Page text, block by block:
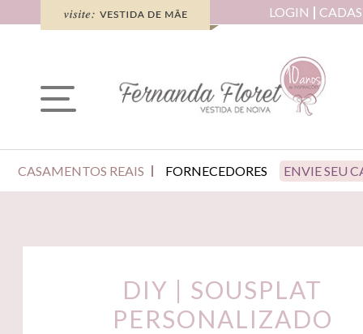
LOGIN
CASAMENTOS REAIS FORNECEDORES ENVIE SEU
DIY | SOUSPLAT
PERSONALIZADO